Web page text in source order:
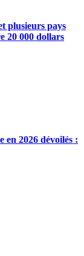
plusieurs pays
20 000 dollars
en 2026 dévoilés :